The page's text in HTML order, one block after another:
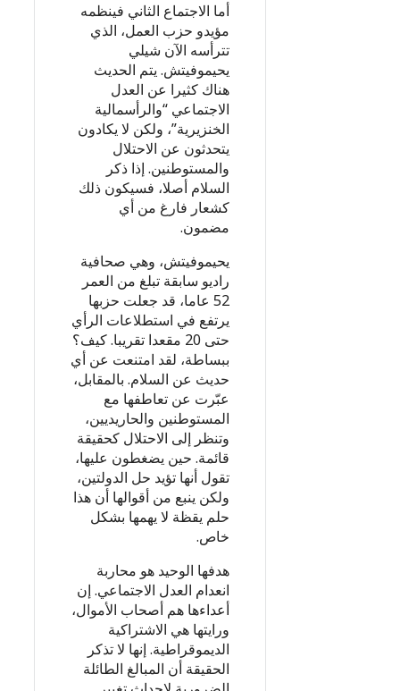
أما الاجتماع الثاني فينظمه
مؤيدو حزب العمل، الذي
تترأسه الآن شيلي
يحيموفيتش. يتم الحديث
هناك كثيرا عن العدل
الاجتماعي “والرأسمالية
الخنزيرية”، ولكن لا يكادون
يتحدثون عن الاحتلال
والمستوطنين. إذا ذكر
السلام أصلا، فسيكون ذلك
كشعار فارغ من أي
مضمون.
يحيموفيتش، وهي صحافية
راديو سابقة تبلغ من العمر
52 عاما، قد جعلت حزبها
يرتفع في استطلاعات الرأي
حتى 20 مقعدا تقريبا. كيف؟
ببساطة، لقد امتنعت عن أي
حديث عن السلام. بالمقابل،
عبّرت عن تعاطفها مع
المستوطنين والحاريديين،
وتنظر إلى الاحتلال كحقيقة
قائمة. حين يضغطون عليها،
تقول أنها تؤيد حل الدولتين،
ولكن ينبع من أقوالها أن هذا
حلم يقظة لا يهمها بشكل
خاص.
هدفها الوحيد هو محاربة
انعدام العدل الاجتماعي. إن
أعداءها هم أصحاب الأموال،
ورايتها هي الاشتراكية
الديموقراطية. إنها لا تذكر
الحقيقة أن المبالغ الطائلة